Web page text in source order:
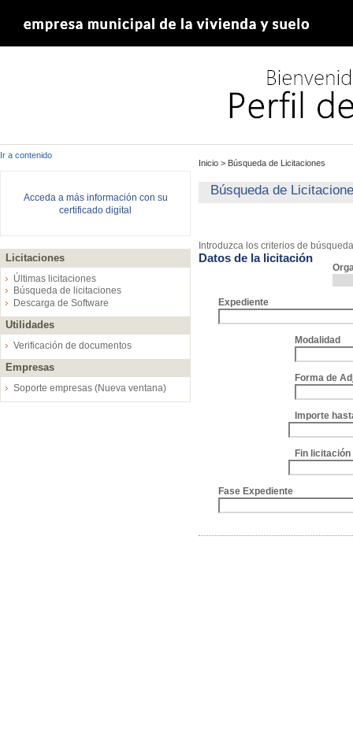
Ir a contenido
Acceda a más información con su
certificado digital
Licitaciones
Últimas licitaciones
Búsqueda de licitaciones
Descarga de Software
Utilidades
Verificación de documentos
Empresas
Soporte empresas (Nueva ventana)
Inicio > Búsqueda de Licitaciones
Búsqueda de
Introduzca los criterios de
Datos de la licitación
Expediente
Modalidad
Forma de
Importe
Fin
Fase Expediente